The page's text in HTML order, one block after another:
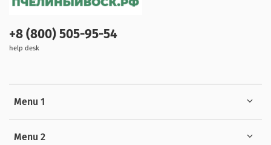
Menu 1
Menu 2
+8 (800) 505-95-54
help desk